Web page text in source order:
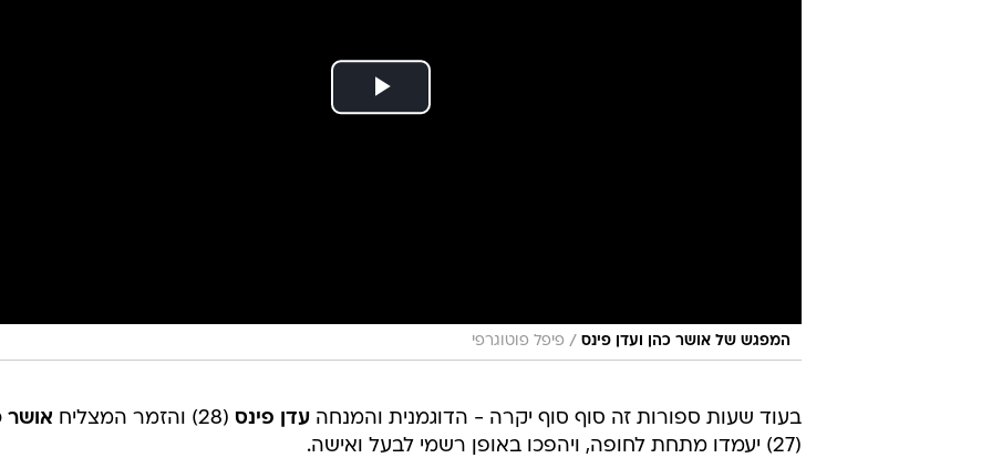
המפגש של אושר כהן ועדן פינס / פיפל פוטוגרפי
בעוד שעות ספורות זה סוף סוף יקרה - הדוגמנית והמנחה עדן פינס (28) והזמר המצליח
אושר
(27) יעמדו מתחת לחופה, ויהפכו באופן רשמי לבעל ואישה.